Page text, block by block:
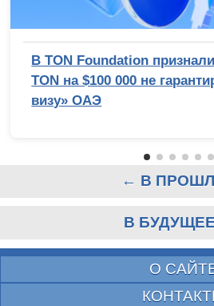
В TON Foundation
TON на $100 000 не
визу» ОАЭ
← В
В
О